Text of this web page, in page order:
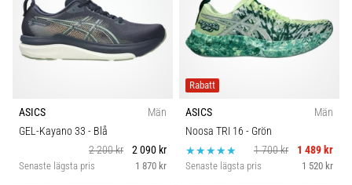
ASICS
Män
GEL-Kayano 33 - Blå
2 200 kr
2 090 kr
Senaste lägsta pris 1 870 kr
Rabatt
ASICS
Män
Noosa TRI 16 - Grön
1 700 kr
1 489 kr
Senaste lägsta pris 1 520 kr